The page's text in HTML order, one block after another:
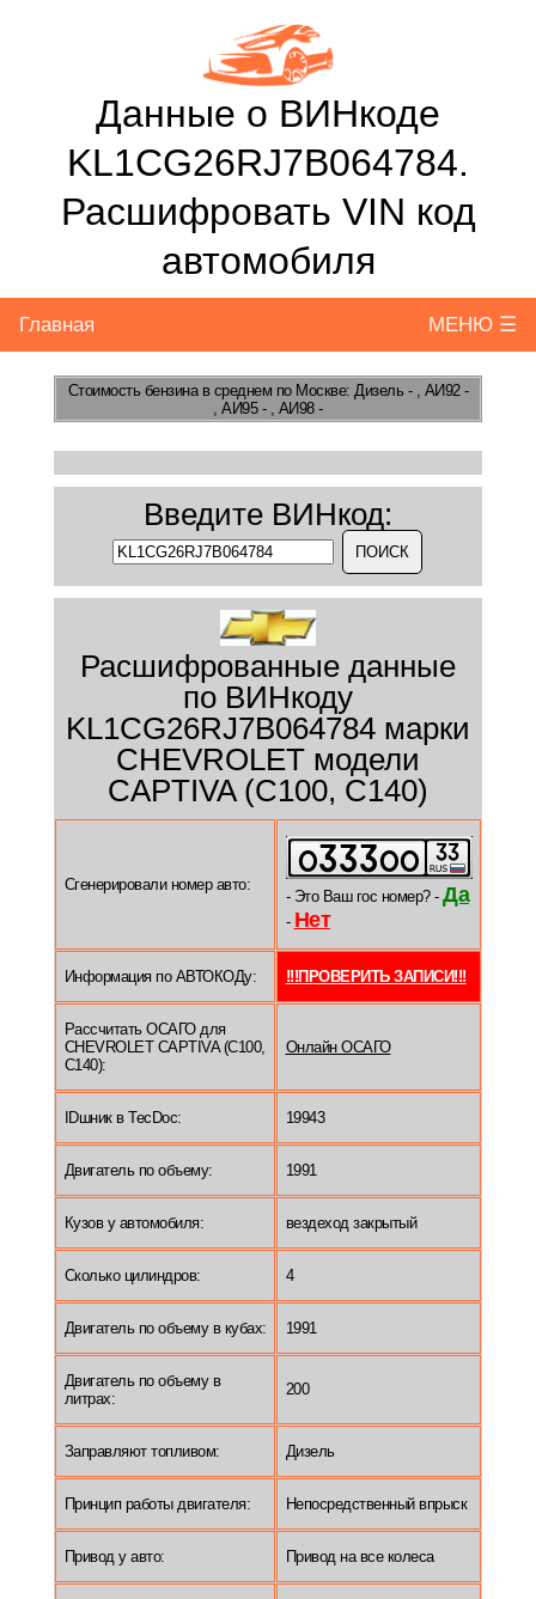
Данные о ВИНкоде
KL1CG26RJ7B064784.
Расшифровать VIN код
автомобиля
Главная МЕНЮ ☰
Стоимость бензинав среднем по Москве: Дизель - , АИ92 -
, АИ95 - , АИ98 -
Введите ВИНкод:
Расшифрованные данные
по ВИНкоду
KL1CG26RJ7B064784 марки
CHEVROLET модели
CAPTIVA (C100, C140)
Сгенерировали номер авто:
- Это Ваш гос номер? - Да
- Нет
Информация по АВТОКОДу: !!!ПРОВЕРИТЬ ЗАПИСИ!!!
Рассчитать ОСАГО для
CHEVROLET CAPTIVA (C100,
C140):
Онлайн ОСАГО
IDшник в TecDoc: 19943
Двигатель по объему: 1991
Кузов у автомобиля: вездеход закрытый
Сколько цилиндров: 4
Двигатель по объему в кубах: 1991
Двигатель по объему в
литрах:
200
Заправляют топливом: Дизель
Принцип работы двигателя: Непосредственный впрыск
Привод у авто: Привод на все колеса